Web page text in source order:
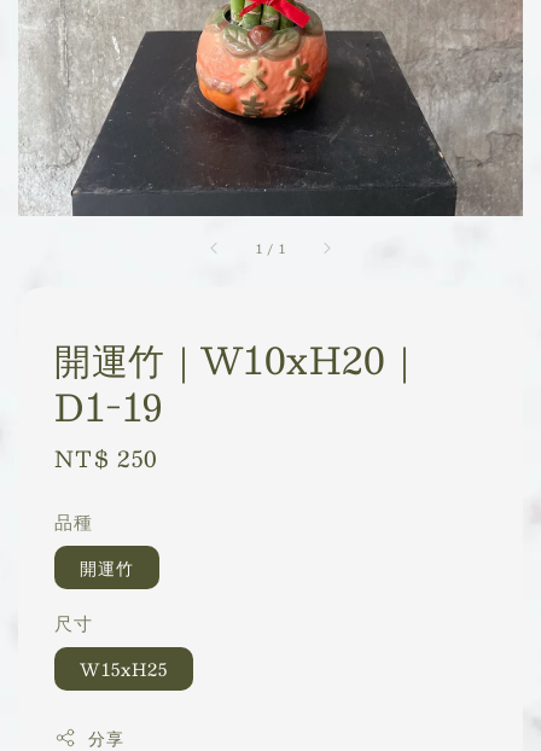
1 / 1
開運竹｜W10xH20｜
D1-19
Regular
NT$ 250
品種
開運竹
尺寸
W15xH25
分享